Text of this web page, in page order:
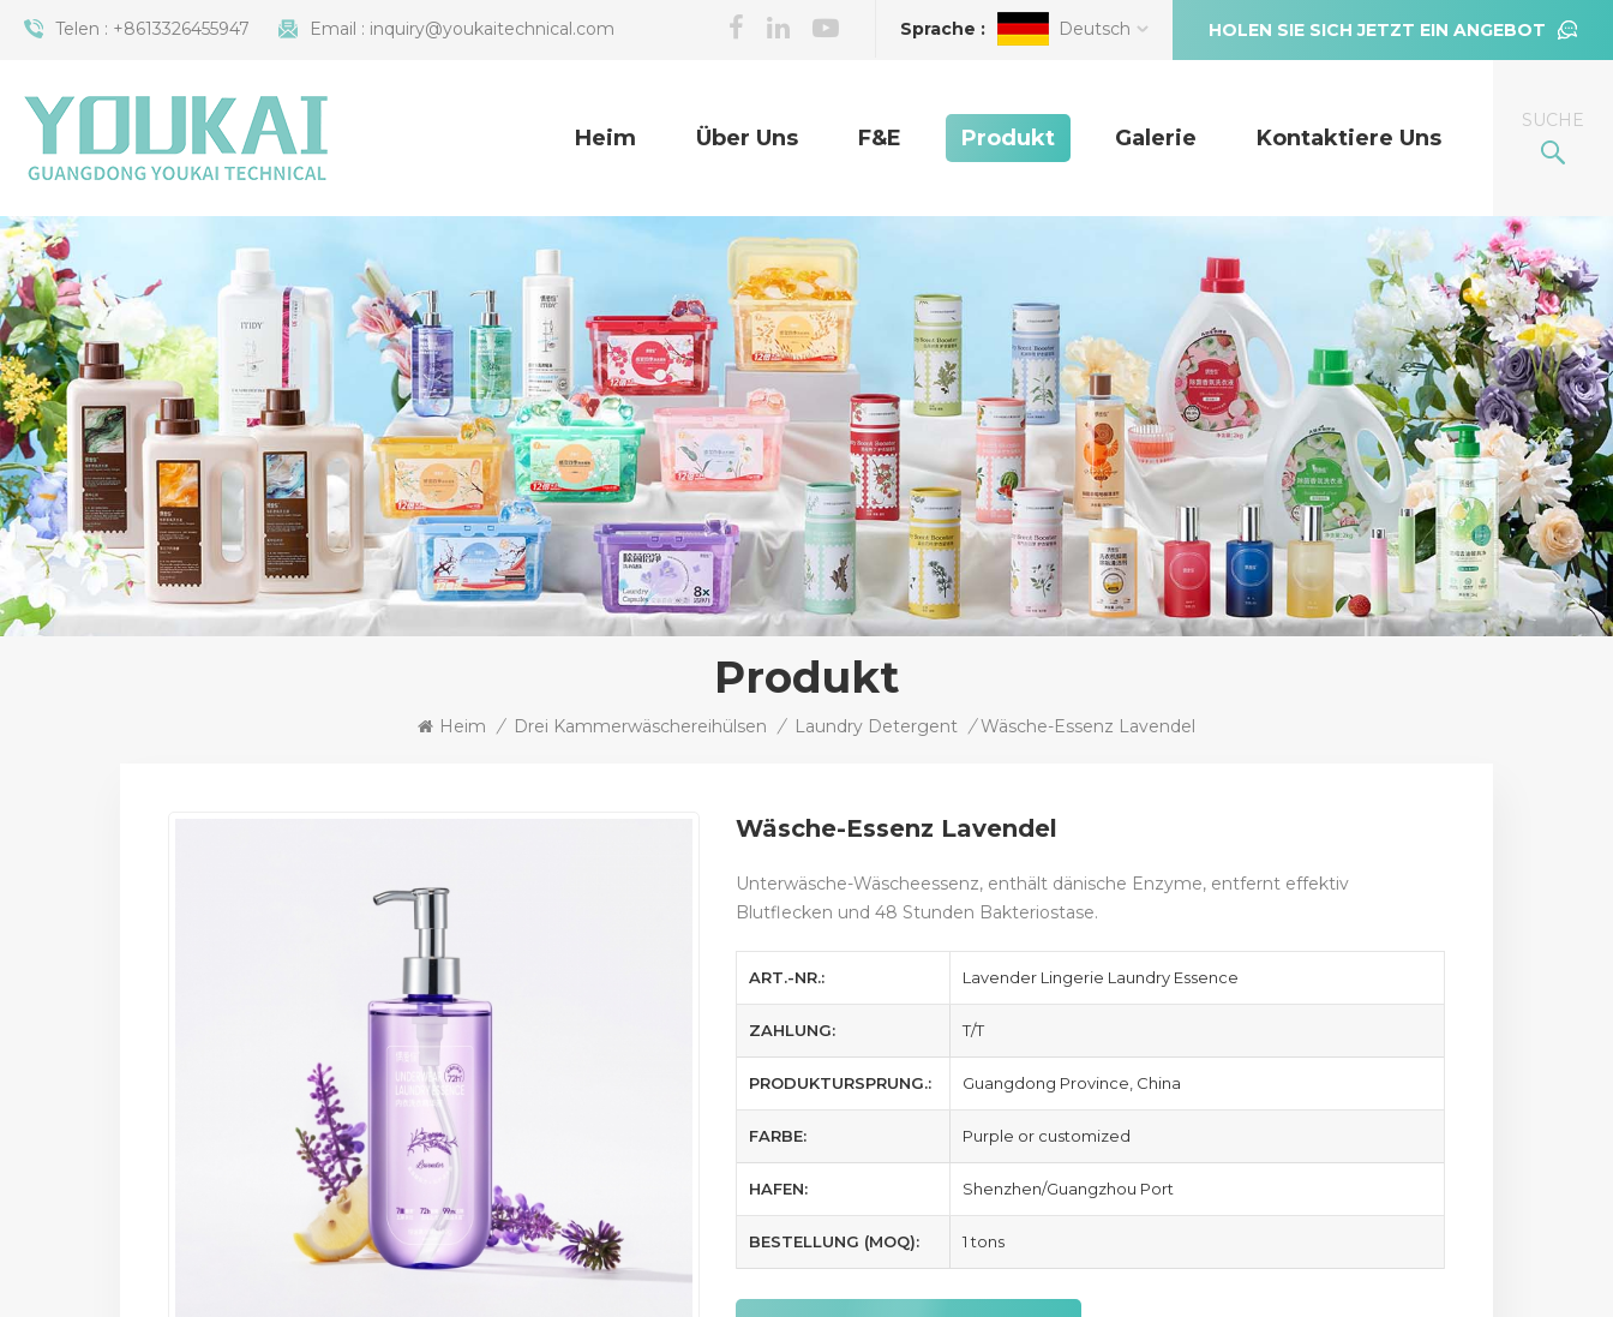
Telen : +8613326455947 Email : inquiry@youkaitechnical.com HOLEN SIE SICH JETZT EIN ANGEBOT
Sprache : Deutsch
SUCHE
Heim Über Uns F&E Produkt Galerie Kontaktiere Uns
Produkt
Heim / Drei Kammerwäschereihülsen / Laundry Detergent / Wäsche-Essenz Lavendel
Wäsche-Essenz Lavendel
Unterwäsche-Wäscheessenz, enthält dänische Enzyme, entfernt effektiv
Blutflecken und 48 Stunden Bakteriostase.
ART.-NR.: Lavender Lingerie Laundry Essence
ZAHLUNG: T/T
PRODUKTURSPRUNG.: Guangdong Province, China
FARBE: Purple or customized
HAFEN: Shenzhen/Guangzhou Port
BESTELLUNG (MOQ): 1 tons